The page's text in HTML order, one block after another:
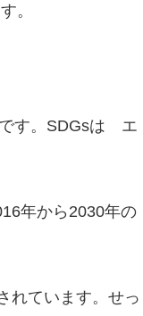
。
です。SDGsは エ
年から2030年の
れています。せっ